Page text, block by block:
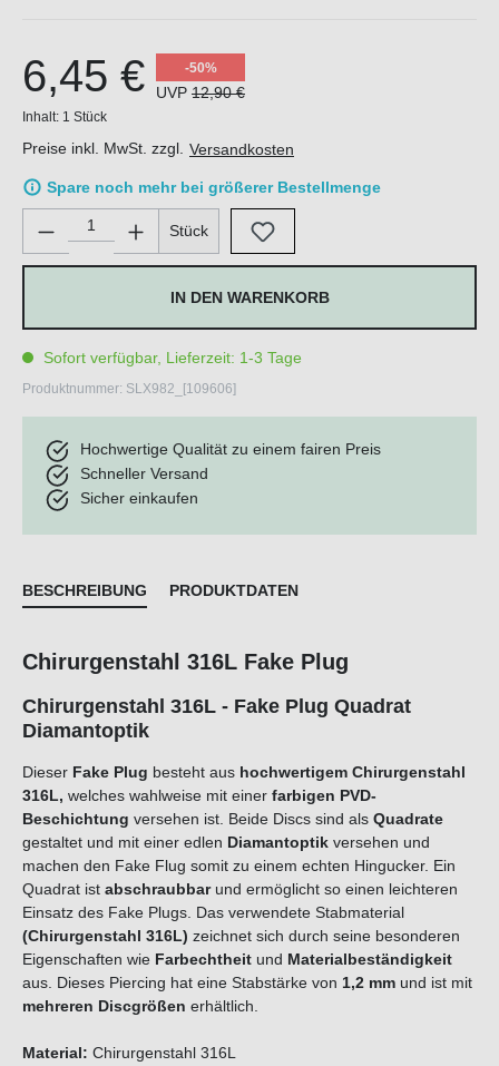
6,45 € -50%
UVP 12,90 €
Inhalt: 1 Stück
Preise inkl. MwSt. zzgl. Versandkosten
Spare noch mehr bei größerer Bestellmenge
Produkt Anzahl: Gib den gewünschten Wert ein oder
Stück
IN DEN WARENKORB
Sofort verfügbar, Lieferzeit: 1-3 Tage
Produktnummer: SLX982_[109606]
Hochwertige Qualität zu einem fairen Preis
Schneller Versand
Sicher einkaufen
BESCHREIBUNG PRODUKTDATEN
Chirurgenstahl 316L Fake Plug
Chirurgenstahl 316L - Fake Plug Quadrat
Diamantoptik
Dieser Fake Plug besteht aus hochwertigem Chirurgenstahl
316L, welches wahlweise mit einer farbigen PVD-
Beschichtung versehen ist. Beide Discs sind als Quadrate
gestaltet und mit einer edlen Diamantoptik versehen und
machen den Fake Flug somit zu einem echten Hingucker. Ein
Quadrat ist abschraubbarund ermöglicht so einen leichteren
Einsatz des Fake Plugs. Das verwendete Stabmaterial
(Chirurgenstahl 316L) zeichnet sich durch seine besonderen
Eigenschaften wie Farbechtheit und Materialbeständigkeit
aus. Dieses Piercing hat eine Stabstärke von 1,2 mm und ist mit
mehreren Discgrößen erhältlich.
Material: Chirurgenstahl 316L